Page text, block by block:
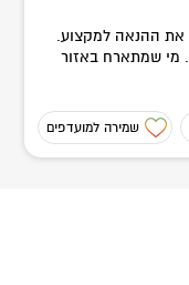
את ההנאה למקצוע.
מי שמתארח באזור
שמירה למועדפים